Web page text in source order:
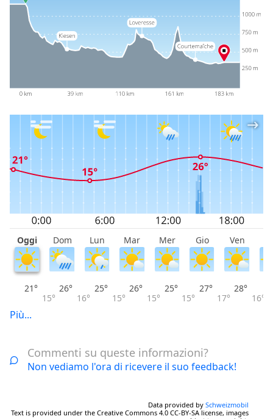
Oggi Dom Lun Mar Mer Gio Ven
21°
15°
26°
16°
25°
15°
26°
15°
25°
15°
27°
17°
28°
16°
Più...
Commenti su queste informazioni?
Non vediamo l'ora di ricevere il suo feedback!
Data provided by Schweizmobil
Text is provided under the Creative Commons 4.0 CC-BY-SA license, images